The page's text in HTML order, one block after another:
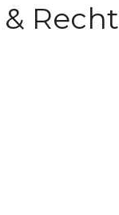
Recht